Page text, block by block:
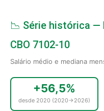
📉 Série histórica —
CBO 7102-10
Salário médio e mediana
+56,5%
desde 2020 (2020→2026)